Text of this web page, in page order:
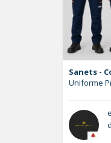
Sanets -
Uniforme